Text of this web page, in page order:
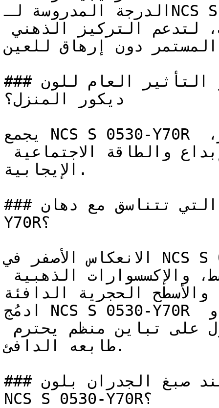
الدرجة المدروسة لـNCS S 0530-Y70R تعمل بكفاءة في
المكاتب المنزلية والمكتبات، لتدعم التركيز الذهني
المستمر دون إرهاق للعين.
### ما هو التأثير العام للون NCS S 0530-Y70R على
ديكور المنزل؟
يجمع NCS S 0530-Y70R بين دفء الأحمر وتفاؤل الأصفر،
الإيجابية.
### ما هي الألوان التي تتناسق مع دهان NCS S 0530-
Y70R؟
الانعكاس الأصفر في NCS S 0530-Y70R يجعله يتكامل
والأسطح الحجرية الدافئة.
ادمُج NCS S 0530-Y70R مع الأخضر الغابي العميق أو
طابعه الدافئ.
### كيف تحصل على نتيجة مثالية عند صبغ الجدران بلون
NCS S 0530-Y70R؟